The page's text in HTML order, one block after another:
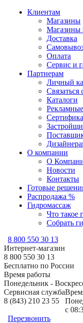
Клиентам
Магазины
Магазины
Доставка
Оплата
Сервис и
Партнерам
Личный
Связаться
Каталоги
О компании
О
Новости
Контакты
Готовые
Распродажа %
Гидромассаж
Что такое
Собрать
8 800 550 30 13
Интернет-магазин
8 800 550 30 13
Бесплатно по России
Время работы
Понедельник -
Сервисная служба
8 (843) 210 23 55
с
Перезвонить